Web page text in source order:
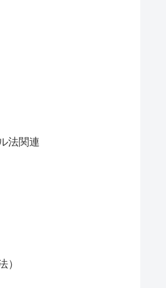
法関連
）